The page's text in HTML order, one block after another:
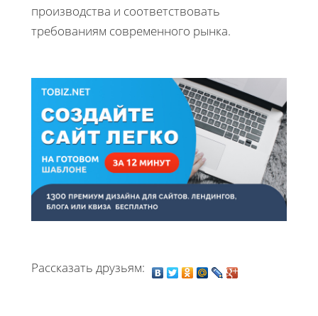
производства и соответствовать
требованиям современного рынка.
Рассказать друзьям: